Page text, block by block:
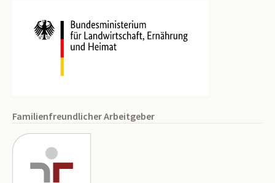
Familienfreundlicher Arbeitgeber